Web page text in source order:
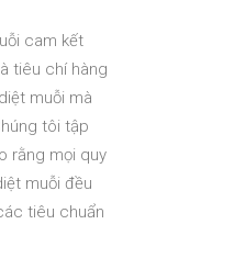
cam kết
tiêu chí hàng
muỗi mà
tôi tập
rằng mọi quy
muỗi đều
tiêu chuẩn